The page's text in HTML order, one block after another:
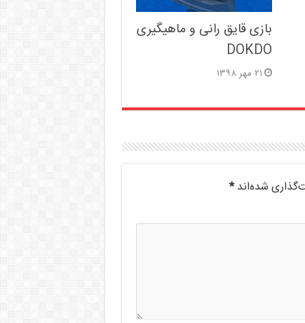
بازی قایق رانی و ماهیگیری
DOKDO
۲۱ مهر ۱۳۹۸
شده‌اند*